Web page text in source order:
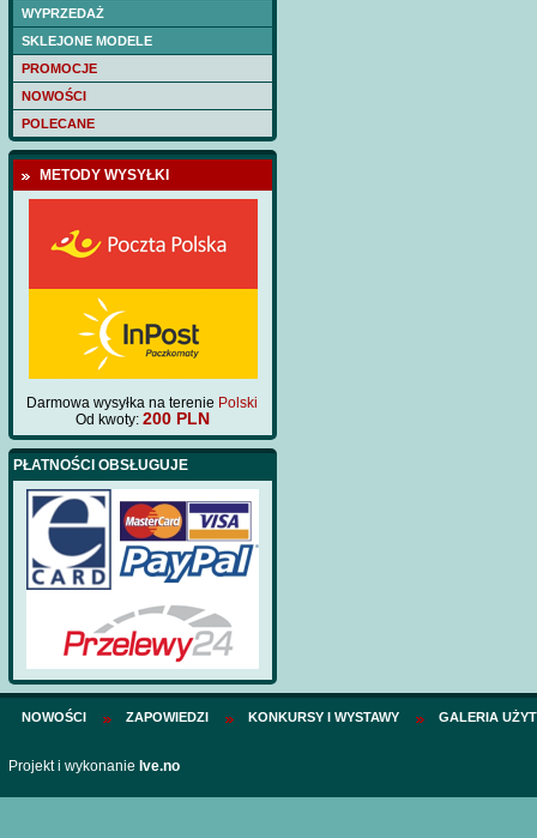
WYPRZEDAŻ
SKLEJONE MODELE
PROMOCJE
NOWOŚCI
POLECANE
METODY WYSYŁKI
Darmowa wysyłka na terenie Polski
Od kwoty: 200 PLN
PŁATNOŚCI OBSŁUGUJE
NOWOŚCI ZAPOWIEDZI KONKURSY I WYSTAWY GALERIA
Projekt i wykonanie Ive.no